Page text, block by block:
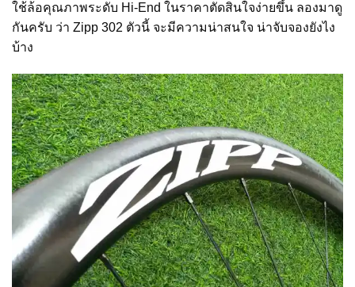
ใช้ล้อคุณภาพระดับ Hi-End ในราคาตัดสินใจง่ายขึ้น ลองมาดู
กันครับ ว่า Zipp 302 ตัวนี้ จะมีความน่าสนใจ น่าจับจองยังไง
บ้าง